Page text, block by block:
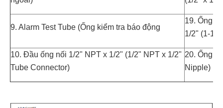
9. Alarm Test Tube (Ống kiểm tra báo động
19. Ống
1/2" (1-1/
10. Đầu ống nối 1/2" NPT x 1/2" (1/2" NPT x 1/2"
Tube Connector)
20. Ống
Nipple)